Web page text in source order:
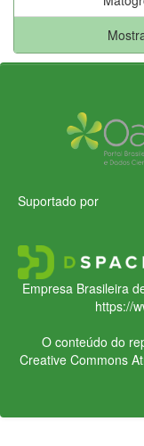
Suportado por
Empresa Brasileira
https://
O conteúdo do
Creative Commons